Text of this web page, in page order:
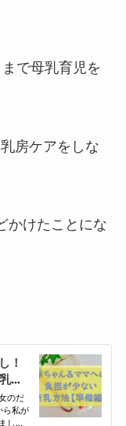
で母乳育児を
房ケアをしな
かけたことにな